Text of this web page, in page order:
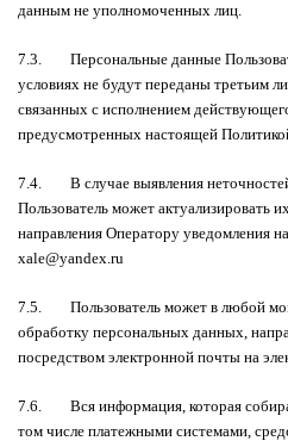
данным не уполномоченных лиц.
7.3. Персональные данные
условиях не будут переданы третьим
связанных с исполнением
предусмотренных настоящей
7.4. В случае выявления
Пользователь может актуализировать
направления Оператору уведомления
xale@yandex.ru
7.5. Пользователь может в любой
обработку персональных данных,
посредством электронной почты на
7.6. Вся информация, которая
том числе платежными системами,